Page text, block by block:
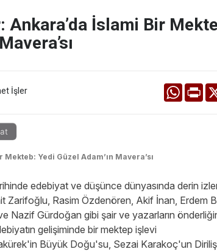
Ankara’da İslami Bir
İşler
Yedi Güzel Adam’ın Mavera’sı
edebiyat ve düşünce dünyasında derin izler
Zarifoğlu, Rasim Özdenören, Akif İnan, Erdem
Nazif Gürdoğan gibi şair ve yazarların
gelişiminde bir mektep işlevi
Büyük Doğu'su, Sezai Karakoç'un